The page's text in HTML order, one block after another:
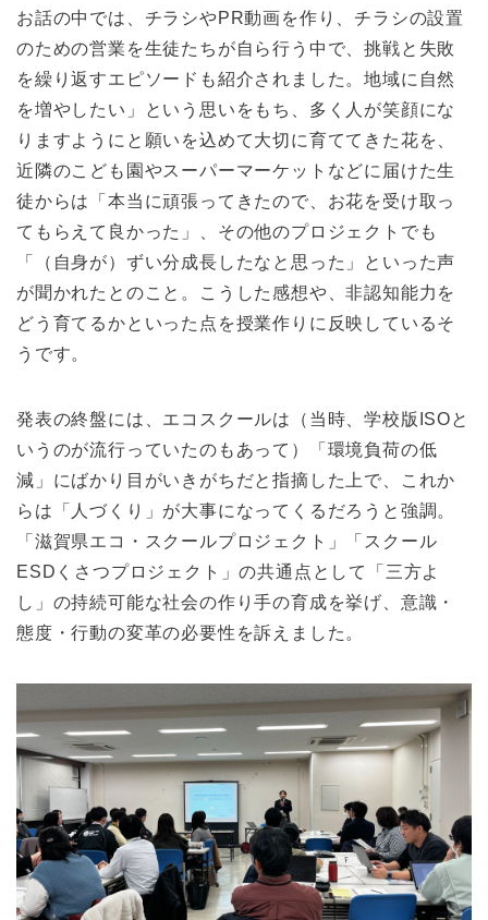
お話の中では、チラシやPR動画を作り、チラシの設置
のための営業を生徒たちが自ら行う中で、挑戦と失敗
を繰り返すエピソードも紹介されました。地域に自然
を増やしたい」という思いをもち、多く人が笑顔にな
りますようにと願いを込めて大切に育ててきた花を、
近隣のこども園やスーパーマーケットなどに届けた生
徒からは「本当に頑張ってきたので、お花を受け取っ
てもらえて良かった」、その他のプロジェクトでも
「（自身が）ずい分成長したなと思った」といった声
が聞かれたとのこと。こうした感想や、非認知能力を
どう育てるかといった点を授業作りに反映しているそ
うです。
発表の終盤には、エコスクールは（当時、学校版ISOと
いうのが流行っていたのもあって）「環境負荷の低
減」にばかり目がいきがちだと指摘した上で、これか
らは「人づくり」が大事になってくるだろうと強調。
「滋賀県エコ・スクールプロジェクト」「スクール
ESDくさつプロジェクト」の共通点として「三方よ
し」の持続可能な社会の作り手の育成を挙げ、意識・
態度・行動の変革の必要性を訴えました。